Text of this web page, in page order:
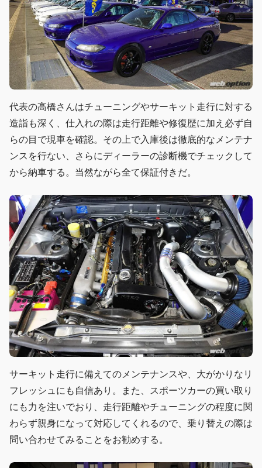
代表の高橋さんはチューニングやサーキット走行に対する
造詣も深く、仕入れの際は走行距離や修復歴に加え必ず自
らの目で現車を確認。その上で入庫後は徹底的なメンテナ
ンスを行ない、さらにディーラーの診断機でチェックして
から納車する。当然ながら全て保証付きだ。
サーキット走行に備えてのメンテナンスや、大がかりなリ
フレッシュにも自信あり。また、スポーツカーの買い取り
にも力を注いでおり、走行距離やチューニングの程度に関
わらず親身になって対応してくれるので、乗り替えの際は
問い合わせてみることをお勧めする。